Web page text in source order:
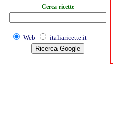
Cerca ricette
Web italiaricette.it